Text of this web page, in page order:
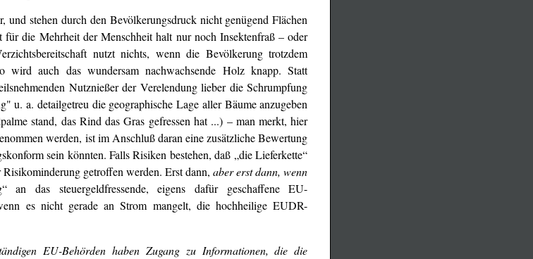
stehen durch den Bevölkerungsdruck nicht genügend Flächen
die Mehrheit der Menschheit halt nur noch Insektenfraß – oder
nutzt nichts, wenn die Bevölkerung trotzdem
auch das wundersam nachwachsende Holz knapp. Statt
Nutznießer der Verelendung lieber die Schrumpfung
u. a. detailgetreu die geographische Lage aller Bäume anzugeben
stand, das Rind das Gras gefressen hat ...) – man merkt, hier
werden, ist im Anschluß daran eine zusätzliche Bewertung
sein könnten. Falls Risiken bestehen, daß „die Lieferkette“
Risikominderung getroffen werden. Erst dann,aber erst dann, wenn
das steuergeldfressende, eigens dafür geschaffene EU-
es nicht gerade an Strom mangelt, die hochheilige EUDR-
EU-Behörden haben Zugang zu Informationen, die die